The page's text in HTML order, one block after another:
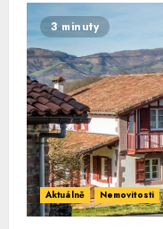
3 minuty
Aktuálně Nemovitosti